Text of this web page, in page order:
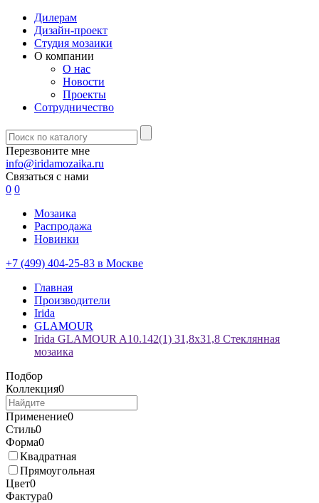
Дилерам
Дизайн-проект
Студия мозаики
О компании
О нас
Новости
Проекты
Сотрудничество
Перезвоните мне
info@iridamozaika.ru
Связаться с нами
0 0
Мозаика
Распродажа
Новинки
+7 (499) 404-25-83 в Москве
Главная
Производители
Irida
GLAMOUR
Irida GLAMOUR A10.142(1) 31,8x31,8 Стеклянная
мозаика
Подбор
Коллекция0
Применение0
Стиль0
Форма0
Квадратная
Прямоугольная
Цвет0
Фактура0